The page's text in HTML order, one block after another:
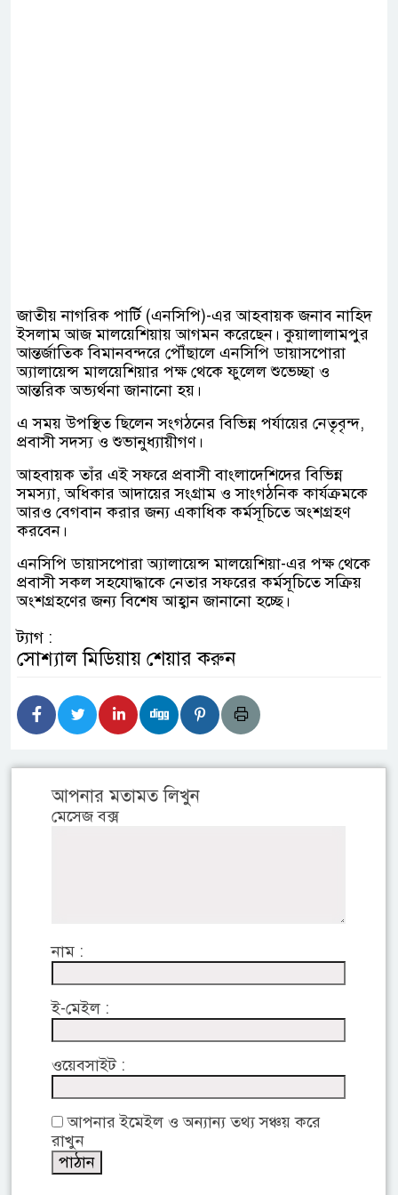
জাতীয় নাগরিক পার্টি (এনসিপি)-এর আহবায়ক জনাব নাহিদ
ইসলাম আজ মালয়েশিয়ায় আগমন করেছেন। কুয়ালালামপুর
আন্তর্জাতিক বিমানবন্দরে পৌঁছালে এনসিপি ডায়াসপোরা
অ্যালায়েন্স মালয়েশিয়ার পক্ষ থেকে ফুলেল শুভেচ্ছা ও
আন্তরিক অভ্যর্থনা জানানো হয়।
এ সময় উপস্থিত ছিলেন সংগঠনের বিভিন্ন পর্যায়ের নেতৃবৃন্দ,
প্রবাসী সদস্য ও শুভানুধ্যায়ীগণ।
আহবায়ক তাঁর এই সফরে প্রবাসী বাংলাদেশিদের বিভিন্ন
সমস্যা, অধিকার আদায়ের সংগ্রাম ও সাংগঠনিক কার্যক্রমকে
আরও বেগবান করার জন্য একাধিক কর্মসূচিতে অংশগ্রহণ
করবেন।
এনসিপি ডায়াসপোরা অ্যালায়েন্স মালয়েশিয়া-এর পক্ষ থেকে
প্রবাসী সকল সহযোদ্ধাকে নেতার সফরের কর্মসূচিতে সক্রিয়
অংশগ্রহণের জন্য বিশেষ আহ্বান জানানো হচ্ছে।
ট্যাগ :
সোশ্যাল মিডিয়ায় শেয়ার করুন
আপনার মতামত লিখুন
মেসেজ বক্স
নাম :
ই-মেইল :
ওয়েবসাইট :
আপনার ইমেইল ও অন্যান্য তথ্য সঞ্চয় করে
রাখুন